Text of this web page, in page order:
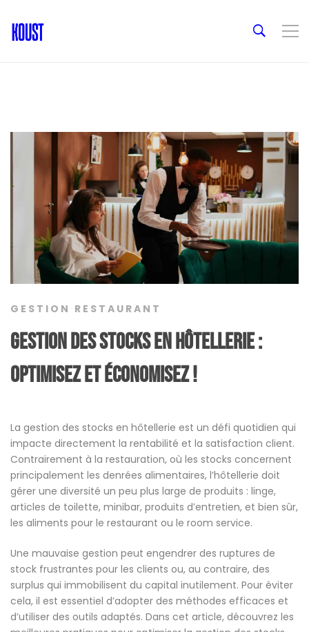
GESTION RESTAURANT
Gestion des stocks en hôtellerie :
optimisez et économisez !
La gestion des stocks en hôtellerie est un défi quotidien qui
impacte directement la rentabilité et la satisfaction client.
Contrairement à la restauration, où les stocks concernent
principalement les denrées alimentaires, l’hôtellerie doit
gérer une diversité un peu plus large de produits : linge,
articles de toilette, minibar, produits d’entretien, et bien sûr,
les aliments pour le restaurant ou le room service.
Une mauvaise gestion peut engendrer des ruptures de
stock frustrantes pour les clients ou, au contraire, des
surplus qui immobilisent du capital inutilement. Pour éviter
cela, il est essentiel d’adopter des méthodes efficaces et
d’utiliser des outils adaptés. Dans cet article, découvrez les